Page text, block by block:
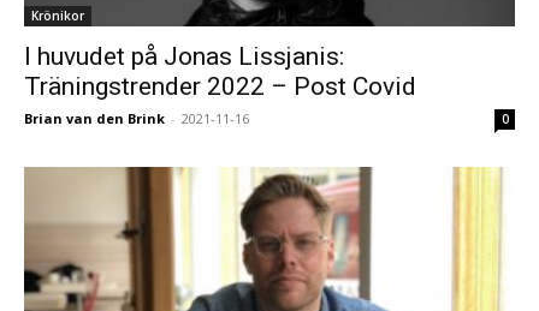
Krönikor
I huvudet på Jonas Lissjanis:
Träningstrender 2022 – Post Covid
Brian van den Brink - 2021-11-16 0